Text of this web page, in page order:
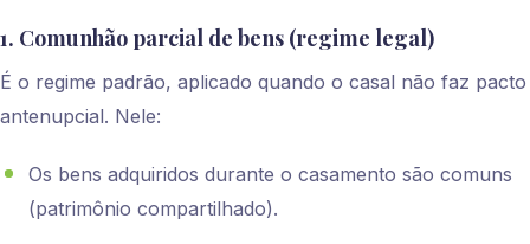
1. Comunhão parcial de bens (regime legal)
É o regime padrão, aplicado quando o casal não faz pacto
antenupcial. Nele:
Os bens adquiridos durante o casamento são comuns
(patrimônio compartilhado).